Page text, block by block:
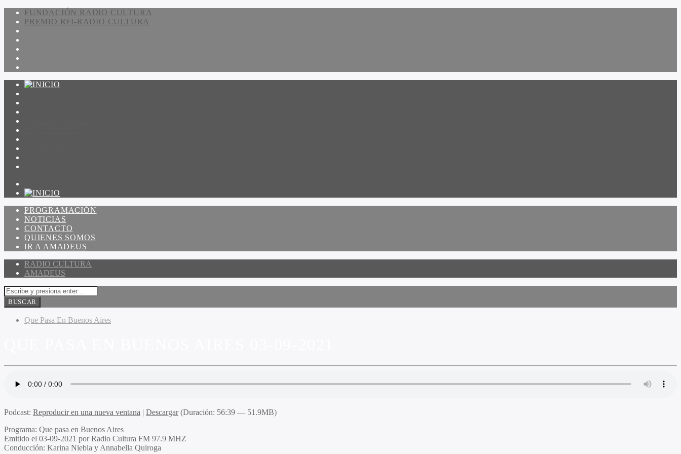
FUNDACIÓN RADIO CULTURA
PREMIO RFI-RADIO CULTURA
PROGRAMACIÓN
NOTICIAS
CONTACTO
QUIENES SOMOS
IR A AMADEUS
RADIO CULTURA
AMADEUS
Que Pasa En Buenos Aires
Podcast: Reproducir en una nueva ventana | Descargar(Duración: 56:39 — 51.9MB)
Programa: Que pasa en Buenos Aires
Emitido el 03-09-2021 por Radio Cultura FM 97.9 MHZ
Conducción: Karina Niebla y Annabella Quiroga